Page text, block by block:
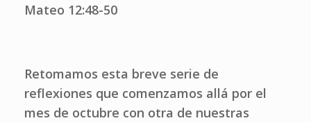
Mateo 12:48-50
Retomamos esta breve serie de
reflexiones que comenzamos allá por el
mes de octubre con otra de nuestras